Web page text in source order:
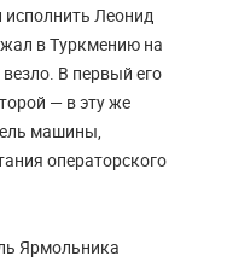
Леонид
в Туркмению на
В первый его
— в эту же
машины,
операторского
Ярмольника